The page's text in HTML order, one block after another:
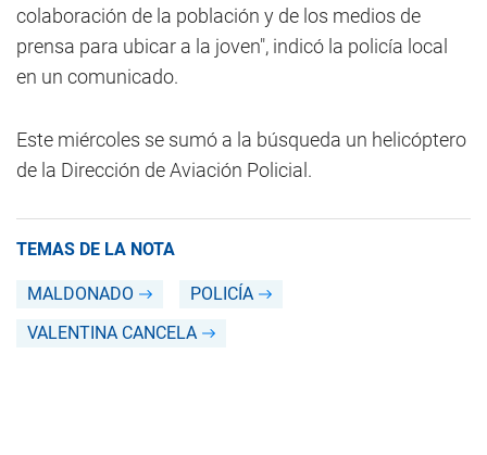
colaboración de la población y de los medios de
prensa para ubicar a la joven", indicó la policía local
en un comunicado.
Este miércoles se sumó a la búsqueda un helicóptero
de la Dirección de Aviación Policial.
TEMAS DE LA NOTA
MALDONADO
POLICÍA
VALENTINA CANCELA